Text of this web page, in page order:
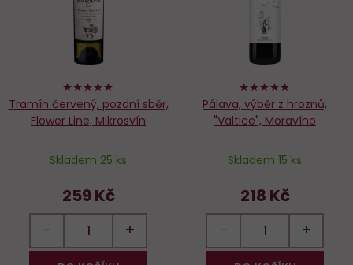
98%
Tramín červený, pozdní sběr,
Flower Line, Mikrosvín
Skladem 25 ks
259 Kč
− +
94%
Pálava, výběr z hroznů,
"Valtice", Moravíno
Skladem 15 ks
218 Kč
− +